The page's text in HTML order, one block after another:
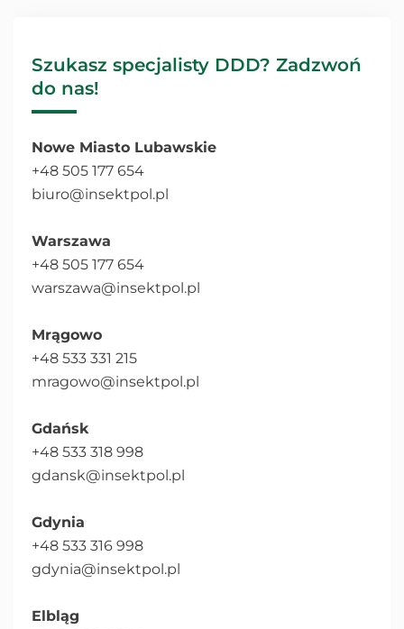
Szukasz specjalisty DDD? Zadzwoń
do nas!
Nowe Miasto Lubawskie
+48 505 177 654
biuro@insektpol.pl
Warszawa
+48 505 177 654
warszawa@insektpol.pl
Mrągowo
+48 533 331 215
mragowo@insektpol.pl
Gdańsk
+48 533 318 998
gdansk@insektpol.pl
Gdynia
+48 533 316 998
gdynia@insektpol.pl
Elbląg